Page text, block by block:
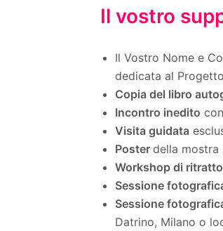
Il vostro
Il Vostro Nome e
dedicata al Progetto
Copia del libro
Incontro inedito
Visita guidata
Poster della mostra
Workshop di ritratto
Sessione
Sessione
Datrino, Milano o